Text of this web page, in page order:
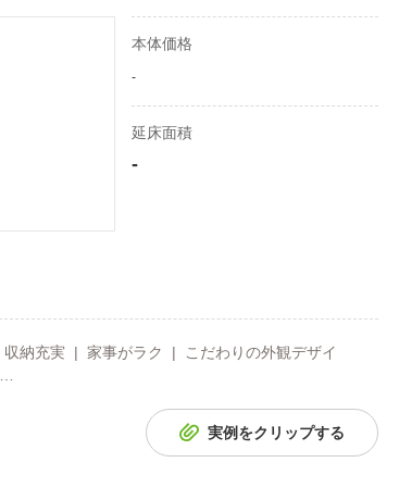
本体価格
-
延床面積
-
納充実 | 家事がラク | こだわりの外観デザイ
実例をクリップする